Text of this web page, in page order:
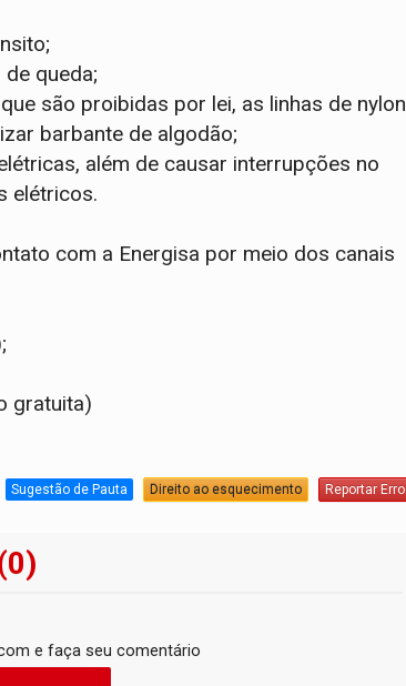
queda;
são proibidas por lei, as linhas de nylon
barbante de algodão;
além de causar interrupções no
elétricos.
com a Energisa por meio dos canais
gratuita)
Sugestão de Pauta Direito ao esquecimento Reportar Erro
e faça seu comentário